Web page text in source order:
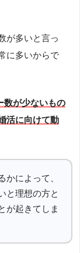
が多いと言っ
に多いからで
数が少ないもの
活に向けて動
かによって、
と理想の方と
が起きてしま